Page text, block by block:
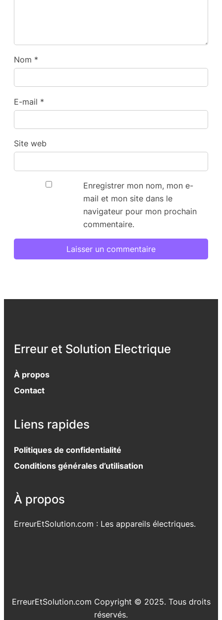
Nom *
E-mail *
Site web
Enregistrer mon nom, mon e-
mail et mon site dans le
navigateur pour mon prochain
commentaire.
Erreur et Solution Electrique
À propos
Contact
Liens rapides
Politiques de confidentialité
Conditions générales d’utilisation
À propos
ErreurEtSolution.com : Les appareils électriques.
ErreurEtSolution.com Copyright © 2025. Tous droits
réservés.